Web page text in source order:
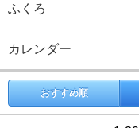
ふくろ
カレンダー
おすすめ順